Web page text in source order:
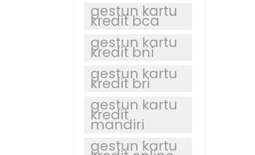
gestun kartu
kredit bca
gestun kartu
kredit bni
gestun kartu
kredit bri
gestun kartu
kredit
mandiri
gestun kartu